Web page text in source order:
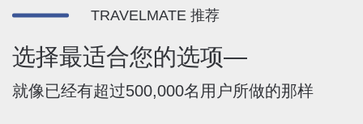
TRAVELMATE 推荐
选择最适合您的选项—
就像已经有超过500,000名用户所做的那样